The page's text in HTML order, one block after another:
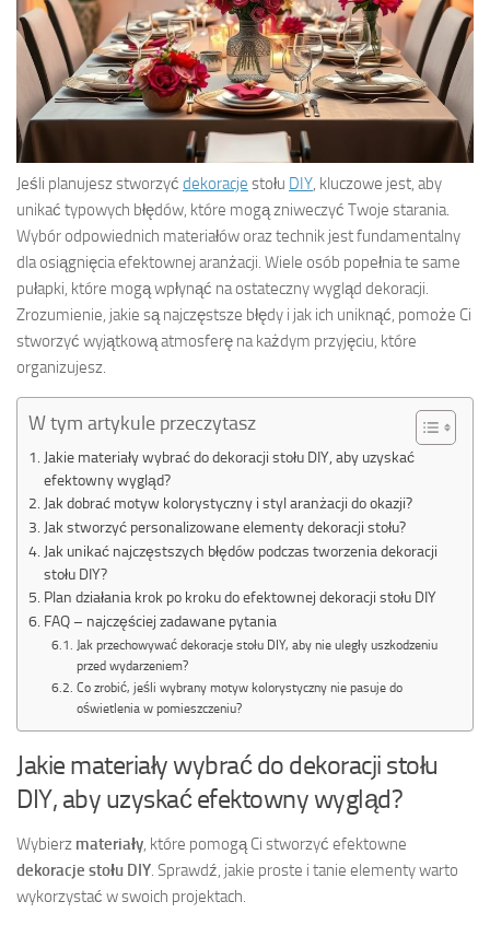
Jeśli planujesz stworzyć dekoracje stołu DIY , kluczowe jest, aby
unikać typowych błędów, które mogą zniweczyć Twoje starania.
Wybór odpowiednich materiałów oraz technik jest fundamentalny
dla osiągnięcia efektownej aranżacji. Wiele osób popełnia te same
pułapki, które mogą wpłynąć na ostateczny wygląd dekoracji.
Zrozumienie, jakie są najczęstsze błędy i jak ich uniknąć, pomoże Ci
stworzyć wyjątkową atmosferę na każdym przyjęciu, które
organizujesz.
W tym artykule przeczytasz
Jakie materiały wybrać do dekoracji stołu DIY, aby uzyskać
efektowny wygląd?
Jak dobrać motyw kolorystyczny i styl aranżacji do okazji?
Jak stworzyć personalizowane elementy dekoracji stołu?
Jak unikać najczęstszych błędów podczas tworzenia dekoracji
stołu DIY?
Plan działania krok po kroku do efektownej dekoracji stołu DIY
FAQ – najczęściej zadawane pytania
Jak przechowywać dekoracje stołu DIY, aby nie uległy uszkodzeniu
przed wydarzeniem?
Co zrobić, jeśli wybrany motyw kolorystyczny nie pasuje do
oświetlenia w pomieszczeniu?
Jakie materiały wybrać do dekoracji stołu
DIY, aby uzyskać efektowny wygląd?
Wybierz materiały , które pomogą Ci stworzyć efektowne
dekoracje stołu DIY . Sprawdź, jakie proste i tanie elementy warto
wykorzystać w swoich projektach.